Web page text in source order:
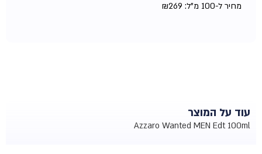
מחיר ל-100 מ"ל:
₪269
עוד על המוצר
Azzaro Wanted MEN Edt 100ml